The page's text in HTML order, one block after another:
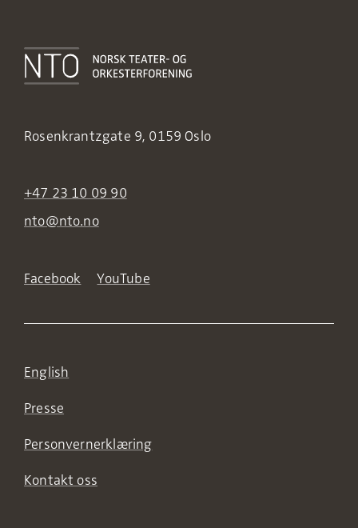
Rosenkrantzgate 9, 0159 Oslo
+47 23 10 09 90
nto@nto.no
Facebook YouTube
English
Presse
Personvernerklæring
Kontakt oss